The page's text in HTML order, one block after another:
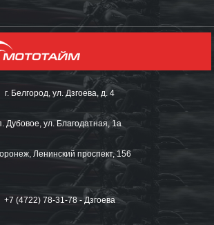
г. Белгород, ул. Дзгоева, д. 4
Дубовое, ул. Благодатная, 1а
Ленинский проспект, 156
+7 (4722) 78-31-78 - Дзгоева